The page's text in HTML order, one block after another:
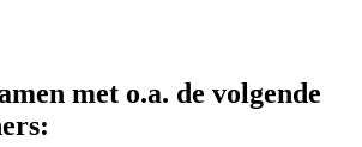
met o.a. de volgende